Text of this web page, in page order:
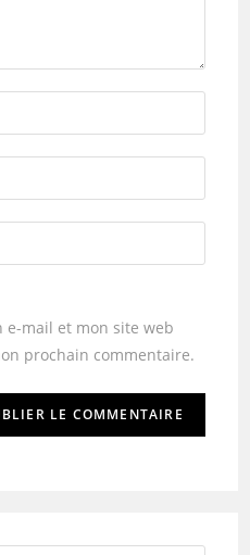
e-mail et mon site web
prochain commentaire.